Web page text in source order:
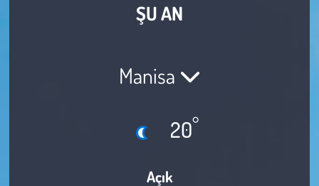
ŞU AN
Manisa
20°
Açık